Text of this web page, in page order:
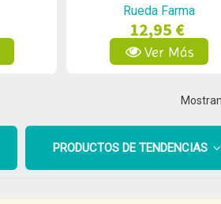
Autodiagnóstico 10
Unidades
Rueda Farma
12,95 €
Ver Más
PRODUCTOS DE TENDENCIAS